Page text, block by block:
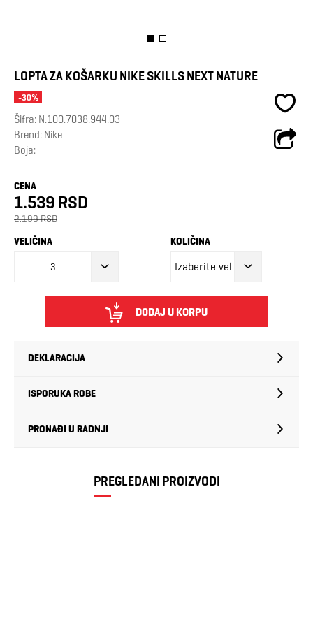
LOPTA ZA KOŠARKU NIKE SKILLS NEXT NATURE
-30%
Šifra: N.100.7038.944.03
Brend: Nike
Boja:
CENA
1.539 RSD
2.199 RSD
VELIČINA
3
KOLIČINA
DODAJ U KORPU
DEKLARACIJA
ISPORUKA ROBE
PRONAĐI U RADNJI
PREGLEDANI PROIZVODI